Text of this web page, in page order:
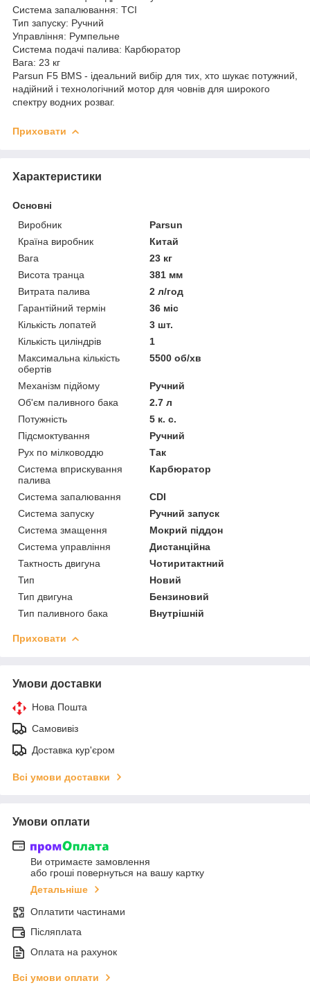
Система запалювання: TCI
Тип запуску: Ручний
Управління: Румпельне
Система подачі палива: Карбюратор
Вага: 23 кг
Parsun F5 BMS - ідеальний вибір для тих, хто шукає потужний,
надійний і технологічний мотор для човнів для широкого
спектру водних розваг.
Приховати
Характеристики
Основні
Виробник
Parsun
Країна виробник
Китай
Вага
23 кг
Висота транца
381 мм
Витрата палива
2 л/год
Гарантійний термін
36 міс
Кількість лопатей
3 шт.
Кількість циліндрів
1
Максимальна кількість
обертів
5500 об/хв
Механізм підйому
Ручний
Об'єм паливного бака
2.7 л
Потужність
5 к. с.
Підсмоктування
Ручний
Рух по мілководдю
Так
Система вприскування
палива
Карбюратор
Система запалювання
CDI
Система запуску
Ручний запуск
Система змащення
Мокрий піддон
Система управління
Дистанційна
Тактность двигуна
Чотиритактний
Тип
Новий
Тип двигуна
Бензиновий
Тип паливного бака
Внутрішній
Приховати
Умови доставки
Нова Пошта
Самовивіз
Доставка кур'єром
Всі умови доставки
Умови оплати
Ви отримаєте замовлення
або гроші повернуться на вашу картку
Детальніше
Оплатити частинами
Післяплата
Оплата на рахунок
Всі умови оплати